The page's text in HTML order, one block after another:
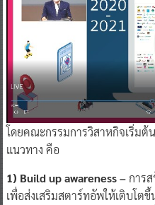
โดยคณะกรรมการวิสาหกิจเริ่ม
แนวทาง คือ
1) Build up awareness –การส
เพื่อส่งเสริมสตาร์ทอัพให้เติบโต